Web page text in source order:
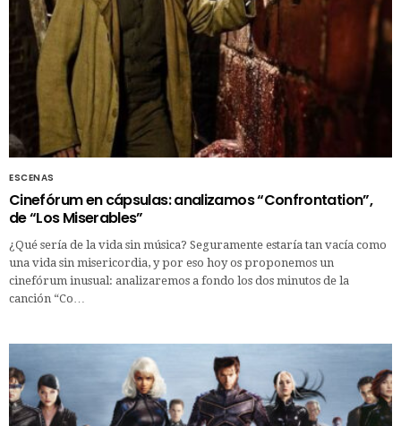
ESCENAS
Cinefórum en cápsulas: analizamos “Confrontation”,
de “Los Miserables”
¿Qué sería de la vida sin música? Seguramente estaría tan vacía como
una vida sin misericordia, y por eso hoy os proponemos un
cinefórum inusual: analizaremos a fondo los dos minutos de la
canción “Co…